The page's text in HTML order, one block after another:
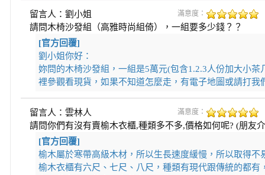
留言人：劉小姐 滿意度：
請問木椅沙發組（高雅時尚組倚），一組要多少錢？？
[官方回覆]
劉小姐你好：
妳問的木椅沙發組，一組是5萬元(包含1.2.3人份加大小
裡參觀看現貨，如果不知道怎麼走，有電子地圖或請打
留言人：雲林人 滿意度：
請問你們有沒有賣榆木衣櫃,種類多不多,價格如何呢? (朋友
[官方回覆]
榆木屬於寒帶高級木材，所以生長速度緩慢，所以取得不
榆木衣櫃有六尺、七尺、八尺，種類有現代跟傳統的都有